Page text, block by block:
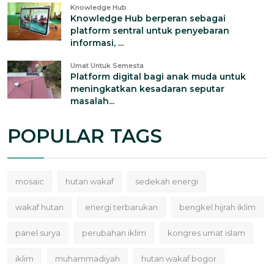
Knowledge Hub
Knowledge Hub berperan sebagai
platform sentral untuk penyebaran
informasi, ...
Umat Untuk Semesta
Platform digital bagi anak muda untuk
meningkatkan kesadaran seputar
masalah...
POPULAR TAGS
mosaic hutan wakaf sedekah energi
wakaf hutan energi terbarukan bengkel hijrah iklim
panel surya perubahan iklim kongres umat islam
iklim muhammadiyah hutan wakaf bogor